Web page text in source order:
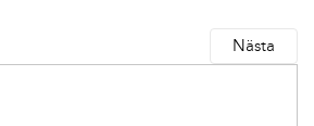
Nästa